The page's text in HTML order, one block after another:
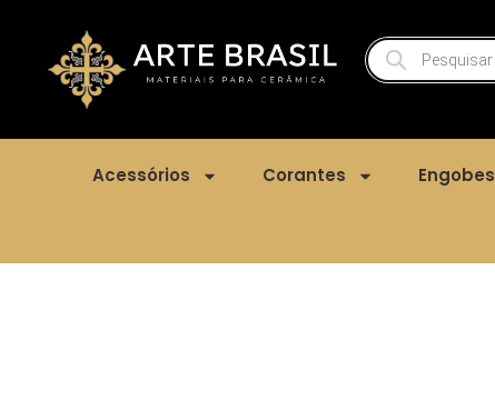
Acessórios Corantes Engobes